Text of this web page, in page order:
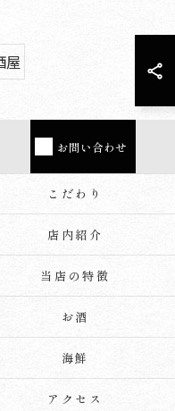
屋
お問い合わせ
こだわり
店内紹介
当店の特徴
お酒
海鮮
アクセス